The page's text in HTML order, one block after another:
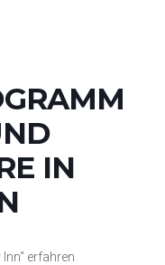
K
IN U
erfahren